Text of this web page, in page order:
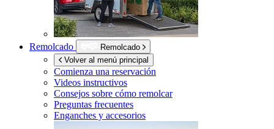
Remolcado
Remolcado
Volver al menú principal
Comienza una reservación
Videos instructivos
Consejos sobre cómo remolcar
Preguntas frecuentes
Enganches y accesorios